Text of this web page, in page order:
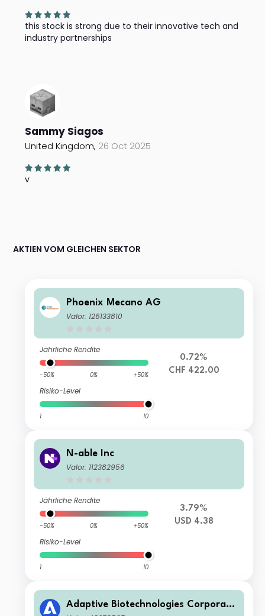
this stock is strong due to their innovative tech and
industry partnerships
Sammy Siagos
United Kingdom, 26 Oct 2025
v
AKTIEN VOM GLEICHEN SEKTOR
Phoenix Mecano AG
Valor: 126133810
Jährliche Rendite
-50% 0% +50%
Risiko-Level
1 10
0.72%
CHF 422.00
N-able Inc
Valor: 112382956
Jährliche Rendite
-50% 0% +50%
Risiko-Level
1 10
3.79%
USD 4.38
Adaptive Biotechnologies Corporati